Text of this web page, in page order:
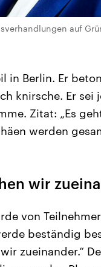
auf
in Berlin. Er
knirsche. Er
Zitat: „Es
werden
wir
von
beständig
zueinander.“